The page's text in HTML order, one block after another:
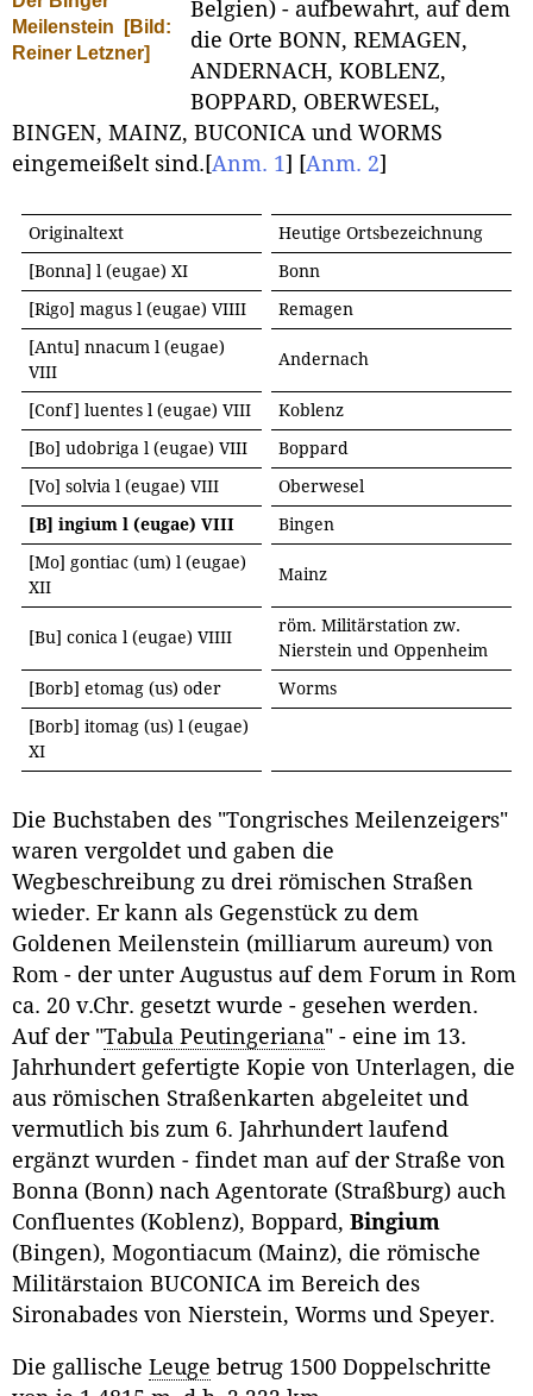
Meilenstein
[Bild:
Reiner Letzner]
Belgien) - aufbewahrt, auf dem
die Orte BONN, REMAGEN,
ANDERNACH, KOBLENZ,
BOPPARD, OBERWESEL,
BINGEN, MAINZ, BUCONICA und WORMS
eingemeißelt sind. [Anm. 1] [Anm. 2]
Originaltext
Heutige Ortsbezeichnung
[Bonna] l (eugae) XI
Bonn
[Rigo] magus l (eugae) VIIII
Remagen
[Antu] nnacum l (eugae)
VIII
Andernach
[Conf] luentes l (eugae) VIII
Koblenz
[Bo] udobriga l (eugae) VIII
Boppard
[Vo] solvia l (eugae) VIII
Oberwesel
[B] ingium l (eugae) VIII
Bingen
[Mo] gontiac (um) l (eugae)
XII
Mainz
[Bu] conica l (eugae) VIIII
röm. Militärstation zw.
Nierstein und Oppenheim
[Borb] etomag (us) oder
Worms
[Borb] itomag (us) l (eugae)
XI
Die Buchstaben des "Tongrisches Meilenzeigers"
waren vergoldet und gaben die
Wegbeschreibung zu drei römischen Straßen
wieder. Er kann als Gegenstück zu dem
Goldenen Meilenstein (milliarum aureum) von
Rom - der unter Augustus auf dem Forum in Rom
ca. 20 v.Chr. gesetzt wurde - gesehen werden.
Auf der "Tabula Peutingeriana" - eine im 13.
Jahrhundert gefertigte Kopie von Unterlagen, die
aus römischen Straßenkarten abgeleitet und
vermutlich bis zum 6. Jahrhundert laufend
ergänzt wurden - findet man auf der Straße von
Bonna (Bonn) nach Agentorate (Straßburg) auch
Confluentes (Koblenz), Boppard, Bingium
(Bingen), Mogontiacum (Mainz), die römische
Militärstaion BUCONICA im Bereich des
Sironabades von Nierstein, Worms und Speyer.
Die gallische Leuge betrug 1500 Doppelschritte